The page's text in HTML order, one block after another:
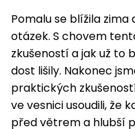
Pomalu se blížila
otázek. S chovem
zkušeností a jak už to
dost lišily. Nakonec
praktických
ve vesnici usoudili, že
před větrem a hlubší